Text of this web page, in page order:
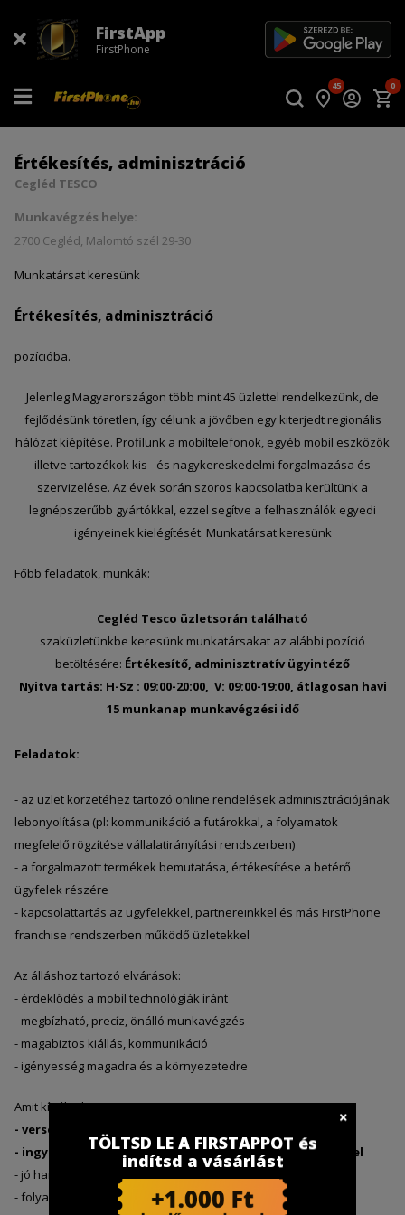
FirstApp
FirstPhone
45 0
Értékesítés, adminisztráció
Cegléd TESCO
Munkavégzés helye:
2700 Cegléd, Malomtó szél 29-30
Munkatársat keresünk
Értékesítés, adminisztráció
pozícióba.
Jelenleg Magyarországon több mint 45 üzlettel rendelkezünk, de
fejlődésünk töretlen, így célunk a jövőben egy kiterjedt regionális
hálózat kiépítése. Profilunk a mobiltelefonok, egyéb mobil eszközök
illetve tartozékok kis –és nagykereskedelmi forgalmazása és
szervizelése. Az évek során szoros kapcsolatba kerültünk a
legnépszerűbb gyártókkal, ezzel segítve a felhasználók egyedi
igényeinek kielégítését. Munkatársat keresünk
Főbb feladatok, munkák:
Cegléd Tesco üzletsorán található
szaküzletünkbe keresünk munkatársakat az alábbi pozíció
betöltésére: Értékesítő, adminisztratív ügyintéző
Nyitva tartás: H-Sz : 09:00-20:00, V: 09:00-19:00, átlagosan havi
15 munkanap munkavégzési idő
Feladatok:
- az üzlet körzetéhez tartozó online rendelések adminisztrációjának
lebonyolítása (pl: kommunikáció a futárokkal, a folyamatok
megfelelő rögzítése vállalatirányítási rendszerben)
- a forgalmazott termékek bemutatása, értékesítése a betérő
ügyfelek részére
- kapcsolattartás az ügyfelekkel, partnereinkkel és más FirstPhone
franchise rendszerben működő üzletekkel
Az álláshoz tartozó elvárások:
- érdeklődés a mobil technológiák iránt
- megbízható, precíz, önálló munkavégzés
- magabiztos kiállás, kommunikáció
- igényesség magadra és a környezetedre
Amit kínálunk:
- versenyképes fix alapjövedelem + jutalék rendszer
- ingyenes, államilag elismert képzésekben való részvétel
- jó hangulatú, fiatalos, lendületes csapat
- folyamatos fejlődési lehetőség Magyarország egyik
TÖLTSD LE A FIRSTAPPOT és
indítsd a vásárlást